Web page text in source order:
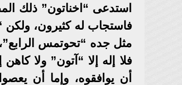
استدعى “اخناتون” ذلك
فاستجاب له كثيرون،
مثل جده “تحوتمس
فلا إله إلا “آتون” ولا
أن يوافقوه، وإما أن